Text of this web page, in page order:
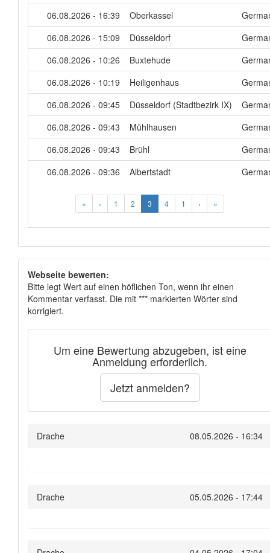
06.08.2026 - 16:39
Oberkassel
06.08.2026 - 15:09
Düsseldorf
06.08.2026 - 10:26
Buxtehude
06.08.2026 - 10:19
Heiligenhaus
06.08.2026 - 09:45
Düsseldorf (Stadtbezirk IX)
06.08.2026 - 09:43
Mühlhausen
06.08.2026 - 09:43
Brühl
06.08.2026 - 09:36
Albertstadt
« ‹ 1 2 3 4 1 › »
Webseite bewerten:
Bitte legt Wert auf einen höflichen Ton, wenn ihr einen
Kommentar verfasst. Die mit *** markierten Wörter sind
korrigiert.
Um eine Bewertung abzugeben, ist eine
Anmeldung erforderlich.
Jetzt anmelden?
Drache 08.05.2026 - 16:34
Drache 05.05.2026 - 17:44